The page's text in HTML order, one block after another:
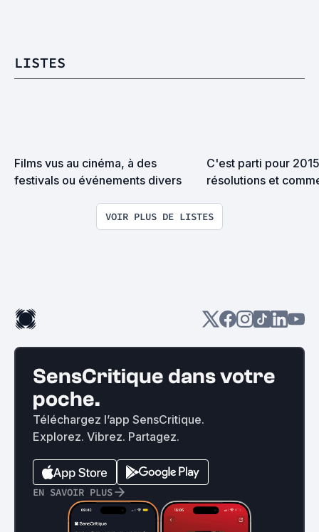
LISTES
Films vus au cinéma, à des
festivals ou événements divers
C'est parti pour
résolutions et
VOIR PLUS DE LISTES
SensCritique dans votre
poche.
Téléchargez l’app SensCritique.
Explorez. Vibrez. Partagez.
EN SAVOIR PLUS